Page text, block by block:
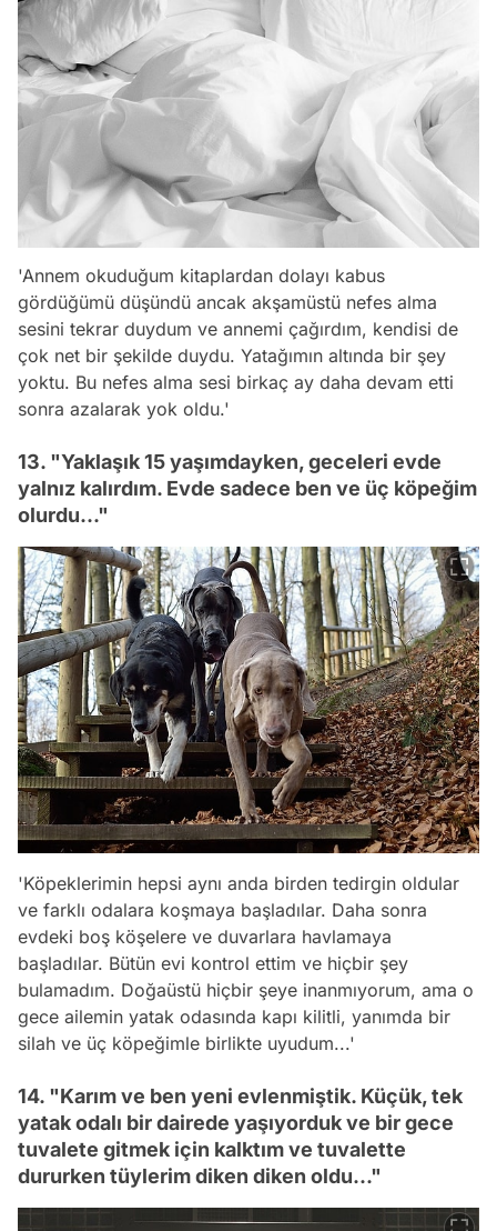
'Annem okuduğum kitaplardan dolayı kabus
gördüğümü düşündü ancak akşamüstü nefes alma
sesini tekrar duydum ve annemi çağırdım, kendisi de
çok net bir şekilde duydu. Yatağımın altında bir şey
yoktu. Bu nefes alma sesi birkaç ay daha devam etti
sonra azalarak yok oldu.'
13. "Yaklaşık 15 yaşımdayken, geceleri evde
yalnız kalırdım. Evde sadece ben ve üç köpeğim
olurdu..."
'Köpeklerimin hepsi aynı anda birden tedirgin oldular
ve farklı odalara koşmaya başladılar. Daha sonra
evdeki boş köşelere ve duvarlara havlamaya
başladılar. Bütün evi kontrol ettim ve hiçbir şey
bulamadım. Doğaüstü hiçbir şeye inanmıyorum, ama o
gece ailemin yatak odasında kapı kilitli, yanımda bir
silah ve üç köpeğimle birlikte uyudum...'
14. "Karım ve ben yeni evlenmiştik. Küçük, tek
yatak odalı bir dairede yaşıyorduk ve bir gece
tuvalete gitmek için kalktım ve tuvalette
dururken tüylerim diken diken oldu..."